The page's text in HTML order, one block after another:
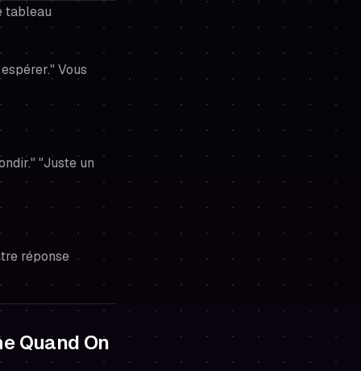
tableau
Vous
"Juste un
réponse
Quand On